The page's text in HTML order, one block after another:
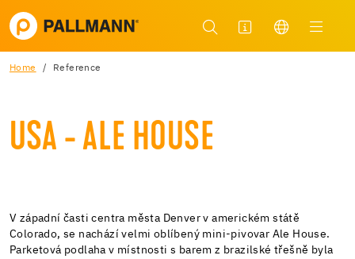
Home Reference
USA - ALE HOUSE
V západní časti centra města Denver v americkém státě
Colorado, se nachází velmi oblíbený mini-pivovar Ale House.
Parketová podlaha v místnosti s barem z brazilské třešně byla